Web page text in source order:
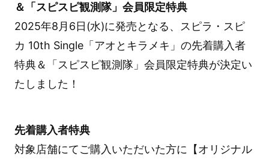
＆「スピスピ観測隊」会員限定特典
2025年8月6日(水)に発売となる、スピラ・スピ
カ 10th Single「アオとキラメキ」の先着購入者
特典＆「スピスピ観測隊」会員限定特典が決定い
たしました！
先着購入者特典
対象店舗にてご購入いただいた方に【オリジナル